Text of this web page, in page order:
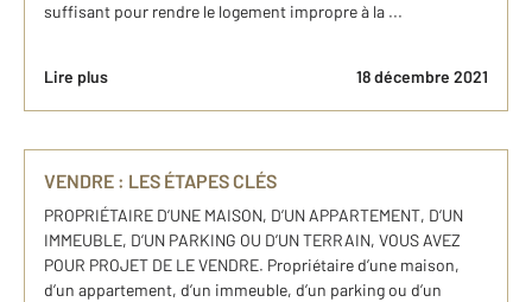
suffisant pour rendre le logement impropre à la ...
Lire plus 18 décembre 2021
VENDRE : LES ÉTAPES CLÉS
PROPRIÉTAIRE D’UNE MAISON, D’UN APPARTEMENT, D’UN
IMMEUBLE, D’UN PARKING OU D’UN TERRAIN, VOUS AVEZ
POUR PROJET DE LE VENDRE. Propriétaire d’une maison,
d’un appartement, d’un immeuble, d’un parking ou d’un